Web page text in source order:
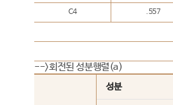
C4 .557
-->회전된 성분행렬(a)
성분